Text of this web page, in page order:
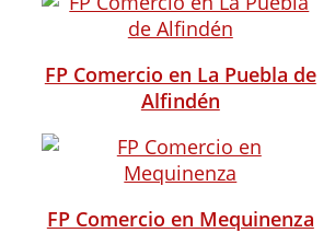
FP Comercio en La Puebla de
Alfindén
FP Comercio en Mequinenza